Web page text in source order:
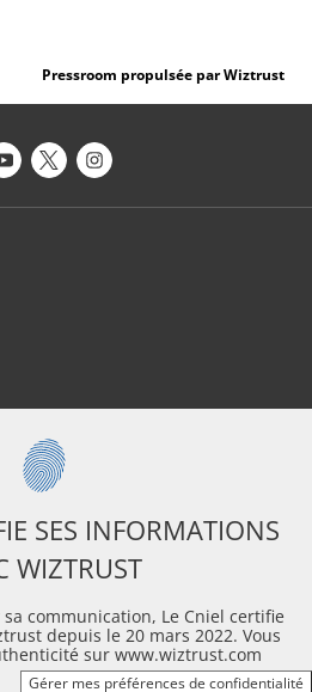
Pressroom propulsée par Wiztrust
SES INFORMATIONS
WIZTRUST
communication, Le Cniel certifie
depuis le 20 mars 2022. Vous
sur www.wiztrust.com
Gérer mes préférences de confidentialité